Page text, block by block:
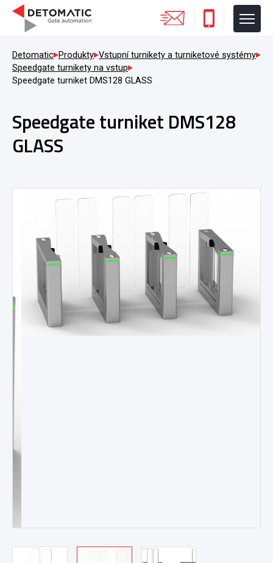
Detomatic Produkty Vstupní turnikety a turniketové systémy
Speedgate turnikety na vstup
Speedgate turniket DMS128 GLASS
Speedgate turniket DMS128
GLASS